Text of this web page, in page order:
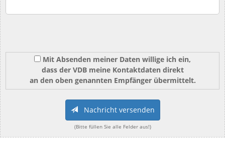
Mit Absenden meiner Daten willige ich ein,
dass der VDB meine Kontaktdaten direkt
an den oben genannten Empfänger übermittelt.
Nachricht versenden
(Bitte füllen Sie alle Felder aus!)